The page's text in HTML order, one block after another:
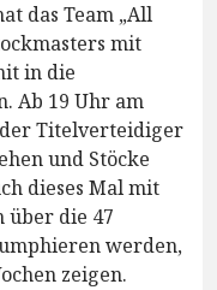
das Team „All
mit
in die
Ab 19 Uhr am
der Titelverteidiger
und Stöcke
dieses Mal mit
über die 47
werden,
zeigen.